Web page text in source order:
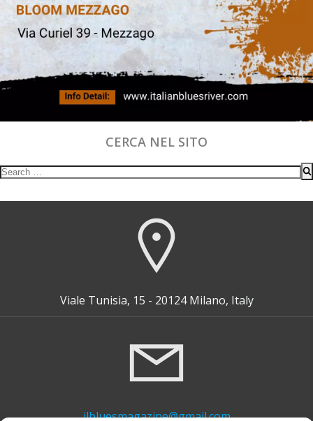
CERCA NEL SITO
Search
Viale Tunisia, 15 - 20124 Milano, Italy
ilbluesmagazine@gmail.com